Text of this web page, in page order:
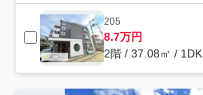
205
8.7万円
2階 / 37.08㎡ / 1DK